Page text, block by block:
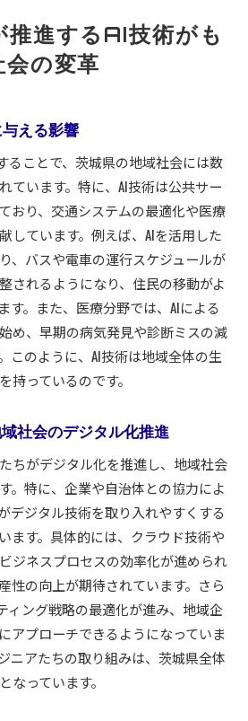
進するAI技術がも
の変革
える影響
ることで、茨城県の地域社会には数
ています。特に、AI技術は公共サー
おり、交通システムの最適化や医療
しています。例えば、AIを活用した
、バスや電車の運行スケジュールが
されるようになり、住民の移動がよ
す。また、医療分野では、AIによる
め、早期の病気発見や診断ミスの減
このように、AI技術は地域全体の生
持っているのです。
社会のデジタル化推進
ちがデジタル化を推進し、地域社会
。特に、企業や自治体との協力によ
デジタル技術を取り入れやすくする
ます。具体的には、クラウド技術や
ジネスプロセスの効率化が進められ
性の向上が期待されています。さら
ィング戦略の最適化が進み、地域企
アプローチできるようになっていま
ニアたちの取り組みは、茨城県全体
なっています。